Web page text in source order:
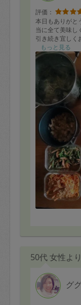
評価：
本日もありがと
当に全て美味
引き続き宜しく
もっと見る
50代 女性より
グ